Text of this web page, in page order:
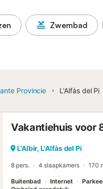
Zwembad
Provincie L'Alfàs del Pi
Vakantiehuis voor
L'Albir, L'Alfàs del Pi
8 pers. 4 slaapkamers 170
Buitenbad Internet